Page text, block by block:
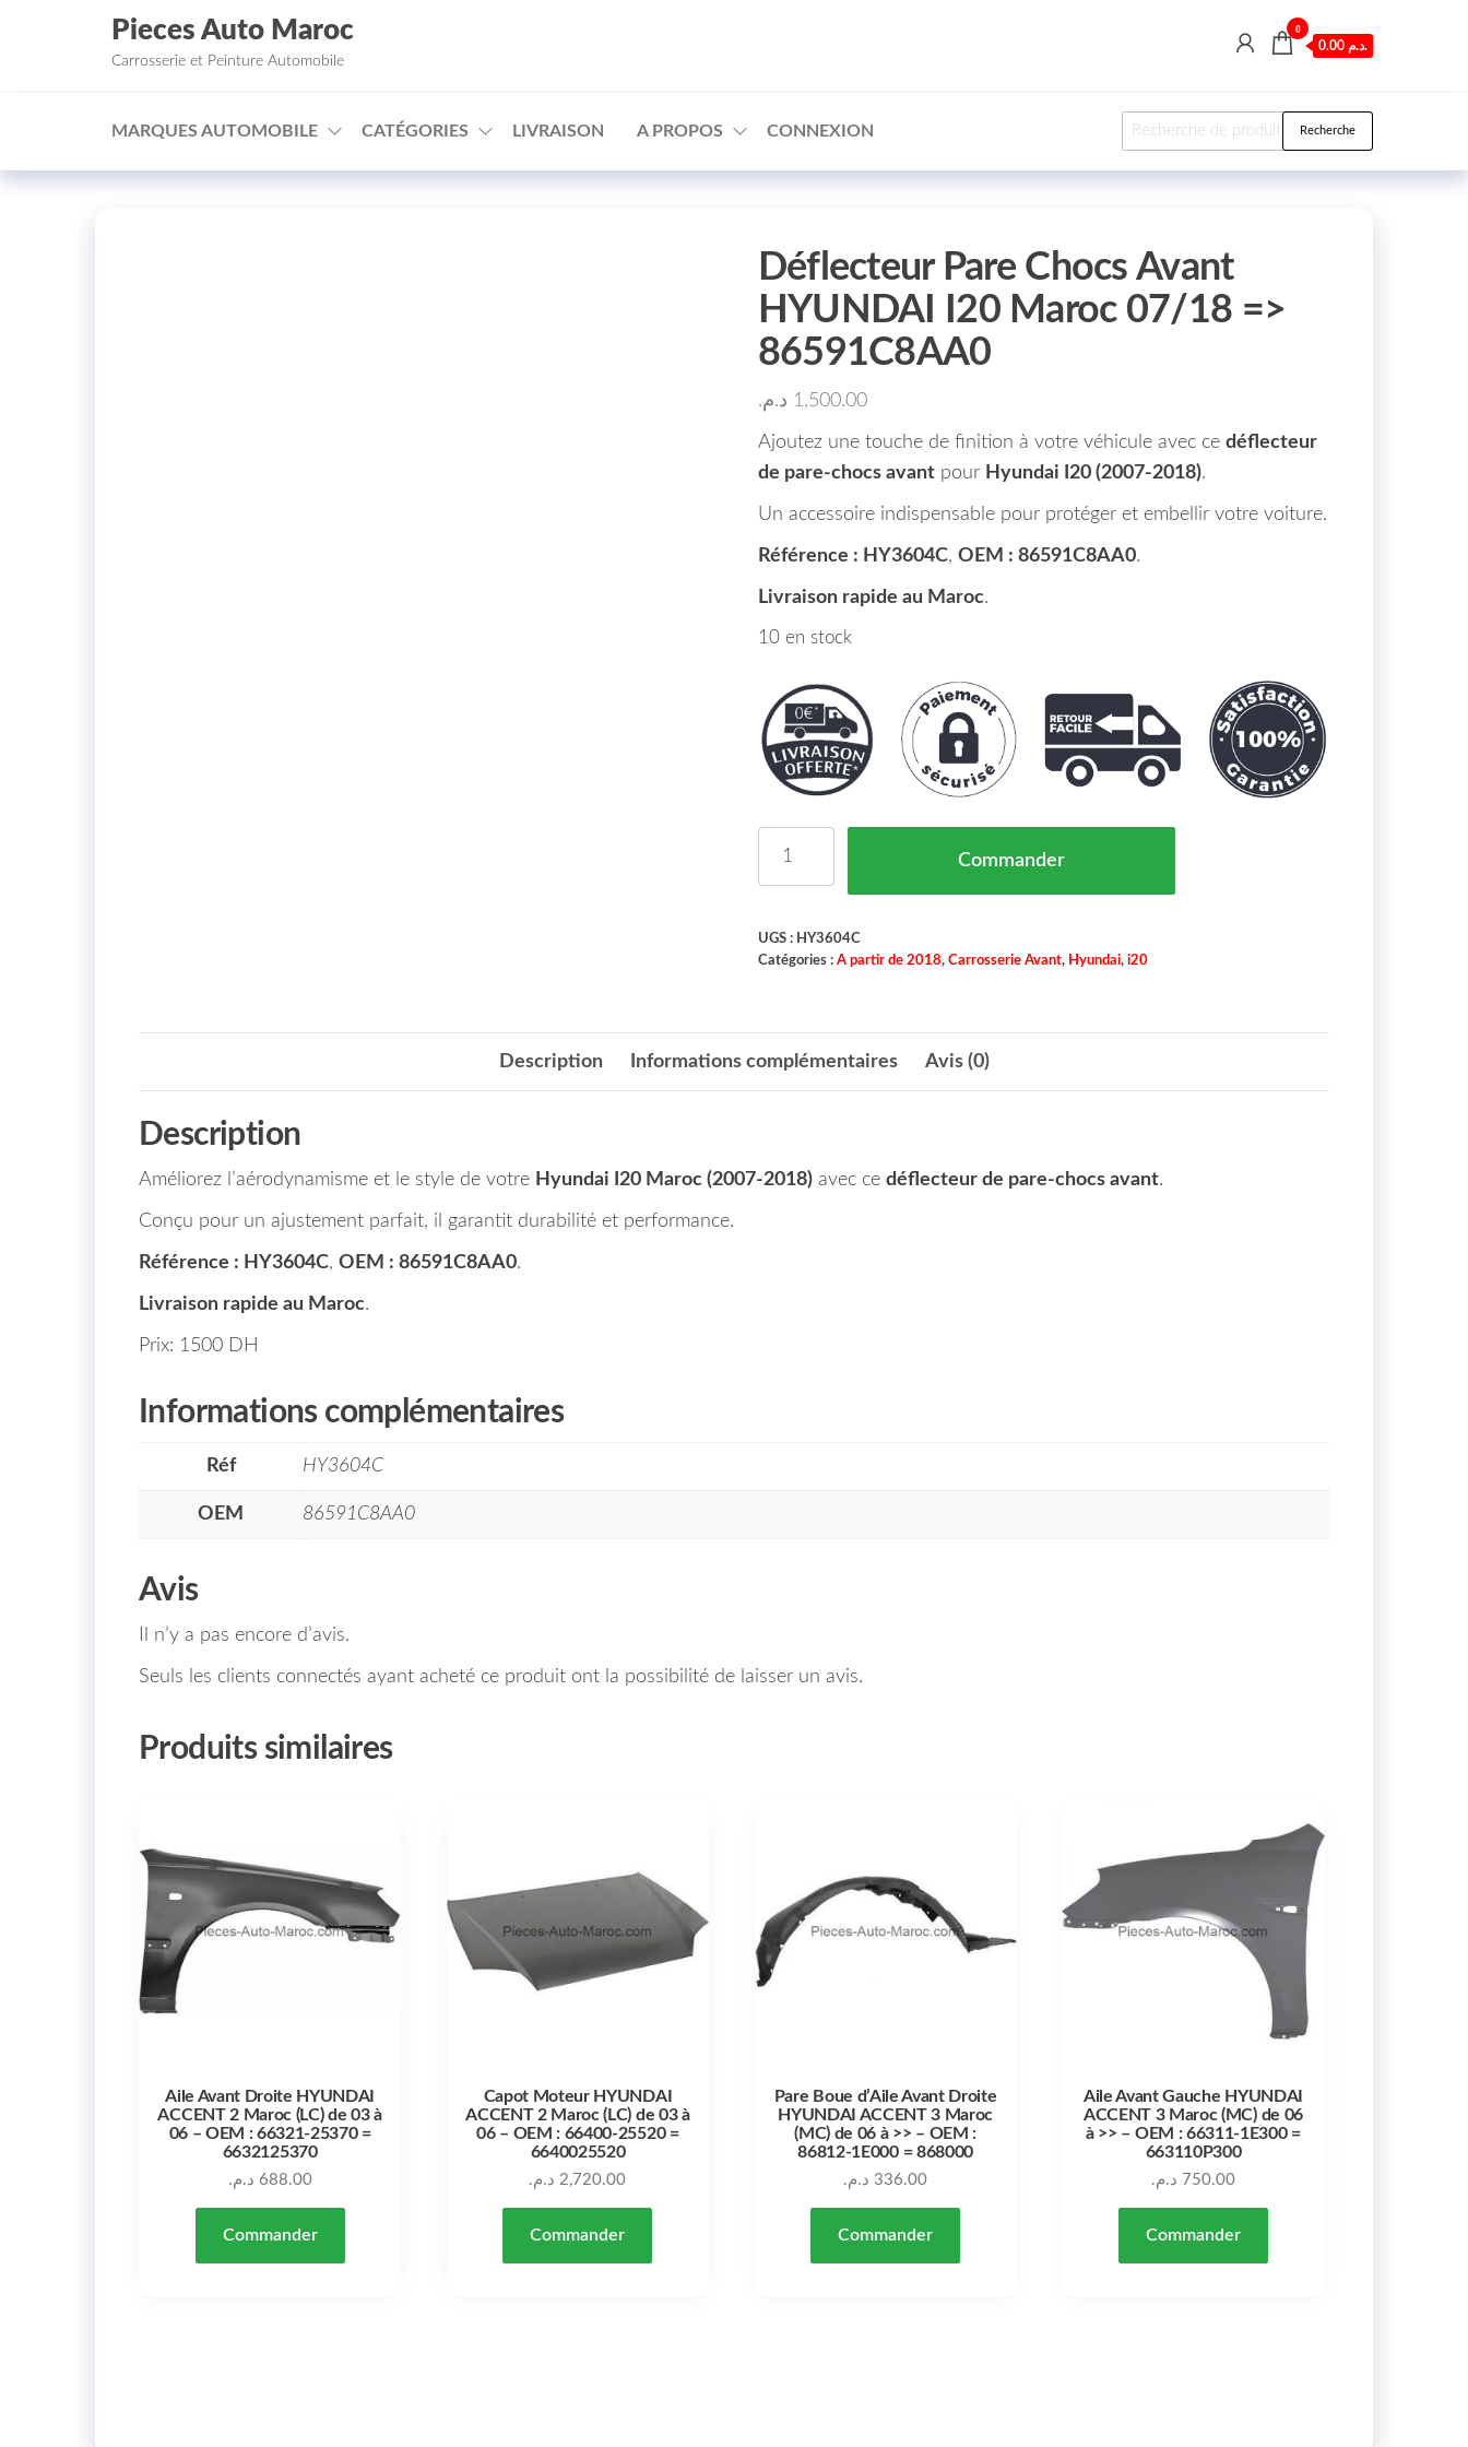
□
Aller au contenu
Pieces Auto Maroc
Carrosserie et Peinture Automobile
0
0.00 د.م.
MARQUES AUTOMOBILE CATÉGORIES LIVRAISON A PROPOS CONNEXION Recherche pour : Recherche
Déflecteur Pare Chocs Avant
HYUNDAI I20 Maroc 07/18 =>
86591C8AA0
1,500.00 د.م.
Ajoutez une touche de finition à votre véhicule avec ce déflecteur
de pare-chocs avantpour Hyundai I20 (2007-2018).
Un accessoire indispensable pour protéger et embellir votre voiture.
Référence : HY3604C, OEM : 86591C8AA0.
Livraison rapide au Maroc.
10 en stock
Commander
UGS : HY3604C
Catégories : A partir de 2018, Carrosserie Avant, Hyundai, i20
Description Informations complémentaires Avis (0)
Description
Améliorez l’aérodynamisme et le style de votre Hyundai I20 Maroc (2007-2018) avec ce déflecteur de pare-chocs avant.
Conçu pour un ajustement parfait, il garantit durabilité et performance.
Référence : HY3604C, OEM : 86591C8AA0.
Livraison rapide au Maroc.
Prix: 1500 DH
Informations complémentaires
Réf HY3604C
OEM 86591C8AA0
Avis
Il n’y a pas encore d’avis.
Seuls les clients connectés ayant acheté ce produit ont la possibilité de laisser un avis.
Produits similaires
Aile Avant Droite HYUNDAI
ACCENT 2 Maroc (LC) de 03 à
06 – OEM : 66321-25370 =
6632125370
688.00 د.م.
Commander
Capot Moteur HYUNDAI
ACCENT 2 Maroc (LC) de 03 à
06 – OEM : 66400-25520 =
6640025520
2,720.00 د.م.
Commander
Pare Boue d’Aile Avant Droite
HYUNDAI ACCENT 3 Maroc
(MC) de 06 à >> – OEM :
86812-1E000 = 868000
336.00 د.م.
Commander
Aile Avant Gauche HYUNDAI
ACCENT 3 Maroc (MC) de 06
à >> – OEM : 66311-1E300 =
663110P300
750.00 د.م.
Commander